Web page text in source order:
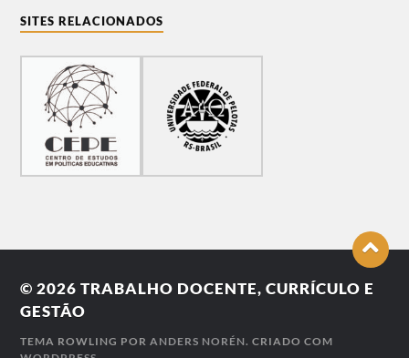
SITES RELACIONADOS
© 2026TRABALHO DOCENTE, CURRÍCULO E
GESTÃO
TEMA ROWLING PORANDERS NORÉN. CRIADO COM